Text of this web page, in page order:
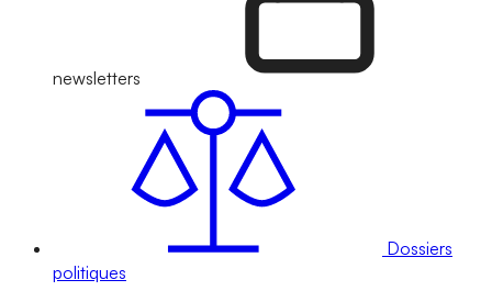
newsletters
Dossiers
politiques